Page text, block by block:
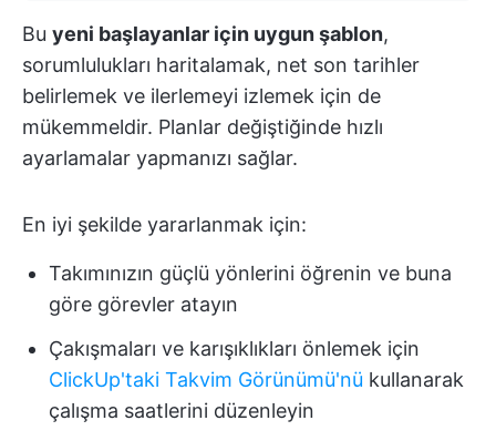
Bu yeni başlayanlar için uygun şablon,
sorumlulukları haritalamak, net son tarihler
belirlemek ve ilerlemeyi izlemek için de
mükemmeldir. Planlar değiştiğinde hızlı
ayarlamalar yapmanızı sağlar.
En iyi şekilde yararlanmak için:
Takımınızın güçlü yönlerini öğrenin ve buna
göre görevler atayın
Çakışmaları ve karışıklıkları önlemek için
ClickUp'taki Takvim Görünümü'nü kullanarak
çalışma saatlerini düzenleyin